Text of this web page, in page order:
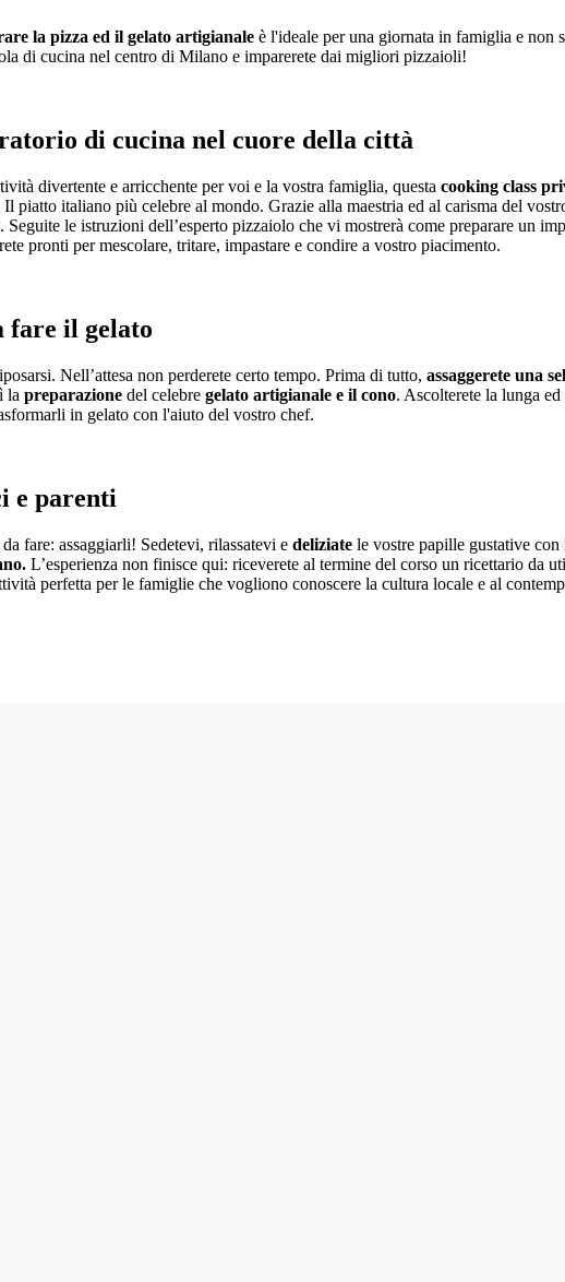
la pizza ed il gelato artigianale è l'ideale per una giornata in famiglia e non
di cucina nel centro di Milano e imparerete dai migliori pizzaioli!
di cucina nel cuore della città
divertente e arricchente per voi e la vostra famiglia, questa cooking class
Il piatto italiano più celebre al mondo. Grazie alla maestria ed al carisma del
. Seguite le istruzioni dell’esperto pizzaiolo che vi mostrerà come preparare un
pronti per mescolare, tritare, impastare e condire a vostro piacimento.
fare il gelato
Nell’attesa non perderete certo tempo. Prima di tutto, assaggerete una
la preparazione del celebre gelato artigianale e il cono. Ascolterete la lunga
in gelato con l'aiuto del vostro chef.
e parenti
fare: assaggiarli! Sedetevi, rilassatevi e deliziate le vostre papille gustative con
L’esperienza non finisce qui: riceverete al termine del corso un ricettario da
perfetta per le famiglie che vogliono conoscere la cultura locale e al